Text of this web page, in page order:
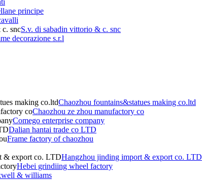
principe
S.v. di sabadin vittorio & c. snc
decorazione s.r.l
Chaozhou fountains&statues making co.ltd
Chaozhou ze zhou manufactory co
Comego enterprise company
Dalian hantai trade co LTD
Frame factory of chaozhou
Hangzhou jinding import & export co. LTD
Hebei grindiing wheel factory
& williams